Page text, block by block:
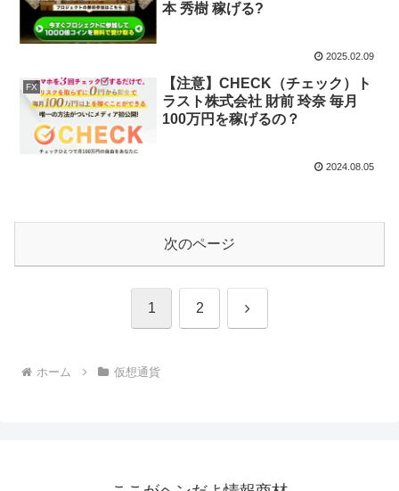
本 秀樹 稼げる?
2025.02.09
FX
【注意】CHECK（チェック）ト
ラスト株式会社 財前 玲奈 毎月
100万円を稼げるの？
2024.08.05
次のページ
1 2 次
ホーム 仮想通貨